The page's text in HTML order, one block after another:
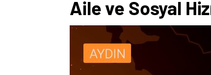
Aile ve Sosyal